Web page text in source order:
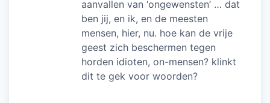
aanvallen van ‘ongewensten’ … dat
ben jij, en ik, en de meesten
mensen, hier, nu. hoe kan de vrije
geest zich beschermen tegen
horden idioten, on-mensen? klinkt
dit te gek voor woorden?